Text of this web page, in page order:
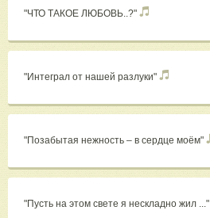
"ЧТО ТАКОЕ ЛЮБОВЬ..?"
"Интеграл от нашей разлуки"
"Позабытая нежность – в сердце моём"
"Пусть на этом свете я нескладно жил ..."